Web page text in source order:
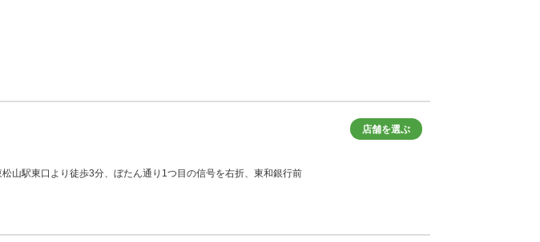
店舗を選ぶ
山駅東口より徒歩3分、ぼたん通り1つ目の信号を右折、東和銀行前